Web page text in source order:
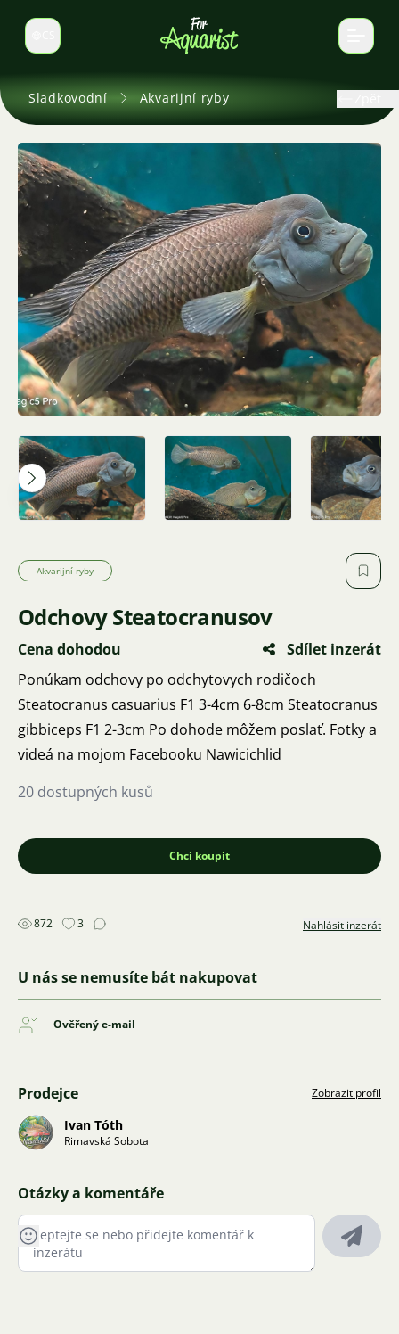
Select language
Sladkovodní Akvarijní ryby
Akvarijní ryby
Odchovy Steatocranusov
Cena dohodou
Sdílet inzerát
Ponúkam odchovy po odchytovych rodičoch
Steatocranus casuarius F1 3-4cm 6-8cm Steatocranus
gibbiceps F1 2-3cm Po dohode môžem poslať. Fotky a
videá na mojom Facebooku Nawicichlid
20 dostupných kusů
Chci koupit
872 3 Nahlásit inzerát
U nás se nemusíte bát nakupovat
Ověřený e-mail
Prodejce Zobrazit profil
Ivan Tóth
Rimavská Sobota
Otázky a komentáře